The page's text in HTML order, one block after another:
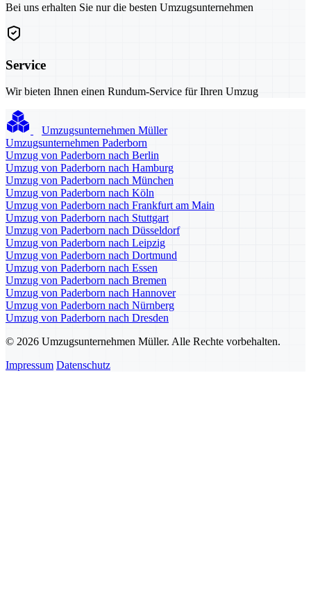
Bei uns erhalten Sie nur die besten Umzugsunternehmen
Service
Wir bieten Ihnen einen Rundum-Service für Ihren Umzug
Umzugsunternehmen Müller
Umzugsunternehmen Paderborn
Umzug von Paderborn nach Berlin
Umzug von Paderborn nach Hamburg
Umzug von Paderborn nach München
Umzug von Paderborn nach Köln
Umzug von Paderborn nach Frankfurt am Main
Umzug von Paderborn nach Stuttgart
Umzug von Paderborn nach Düsseldorf
Umzug von Paderborn nach Leipzig
Umzug von Paderborn nach Dortmund
Umzug von Paderborn nach Essen
Umzug von Paderborn nach Bremen
Umzug von Paderborn nach Hannover
Umzug von Paderborn nach Nürnberg
Umzug von Paderborn nach Dresden
© 2026 Umzugsunternehmen Müller. Alle Rechte vorbehalten.
Impressum Datenschutz